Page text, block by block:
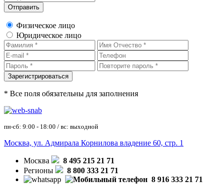
Физическое лицо
Юридическое лицо
* Все поля обязательны для заполнения
пн-сб: 9:00 - 18:00 / вс: выходной
Москва, ул. Адмирала Корнилова владение 60, стр. 1
Москва
8 495 215 21 71
Регионы
8 800 333 21 71
8 916 333 21 71